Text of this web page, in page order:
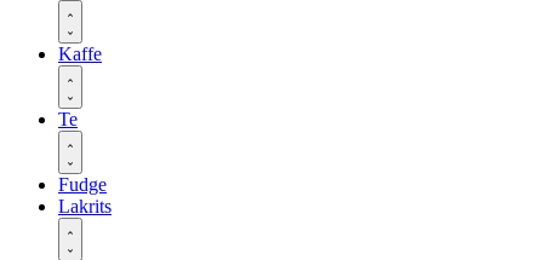
Kaffe
Te
Fudge
Lakrits